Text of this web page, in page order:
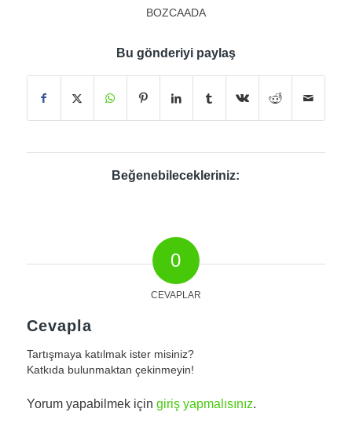
BOZCAADA
Bu gönderiyi paylaş
Beğenebilecekleriniz:
0
CEVAPLAR
Cevapla
Tartışmaya katılmak ister misiniz?
Katkıda bulunmaktan çekinmeyin!
Yorum yapabilmek için giriş yapmalısınız.